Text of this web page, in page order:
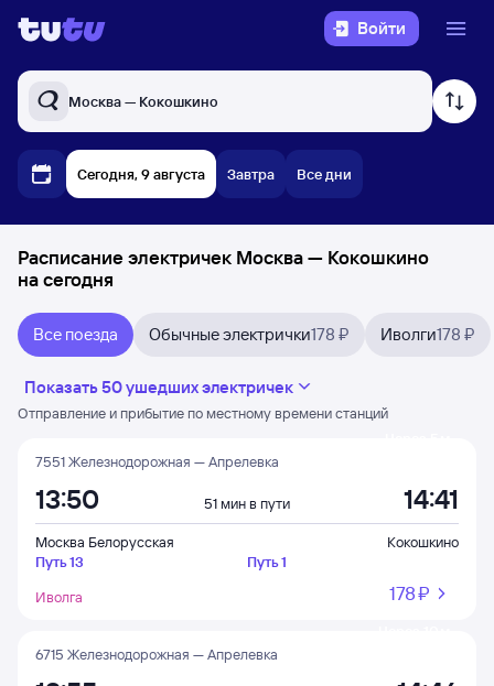
Войти
Москва — Кокошкино
Сегодня, 9 августа Завтра Все дни
Расписание электричек Москва — Кокошкино
на сегодня
Все поезда Обычные электрички178 ₽ Иволги178 ₽
Показать 50 ушедших электричек
Отправление и прибытие по местному времени станций
7551 Железнодорожная — Апрелевка
13:50 51 мин в пути 14:41
Москва Белорусская
Путь 13
Кокошкино
Путь 1
Иволга
178 ⁠₽
6715 Железнодорожная — Апрелевка